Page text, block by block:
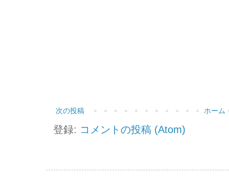
次の投稿 ホーム
登録: コメントの投稿 (Atom)